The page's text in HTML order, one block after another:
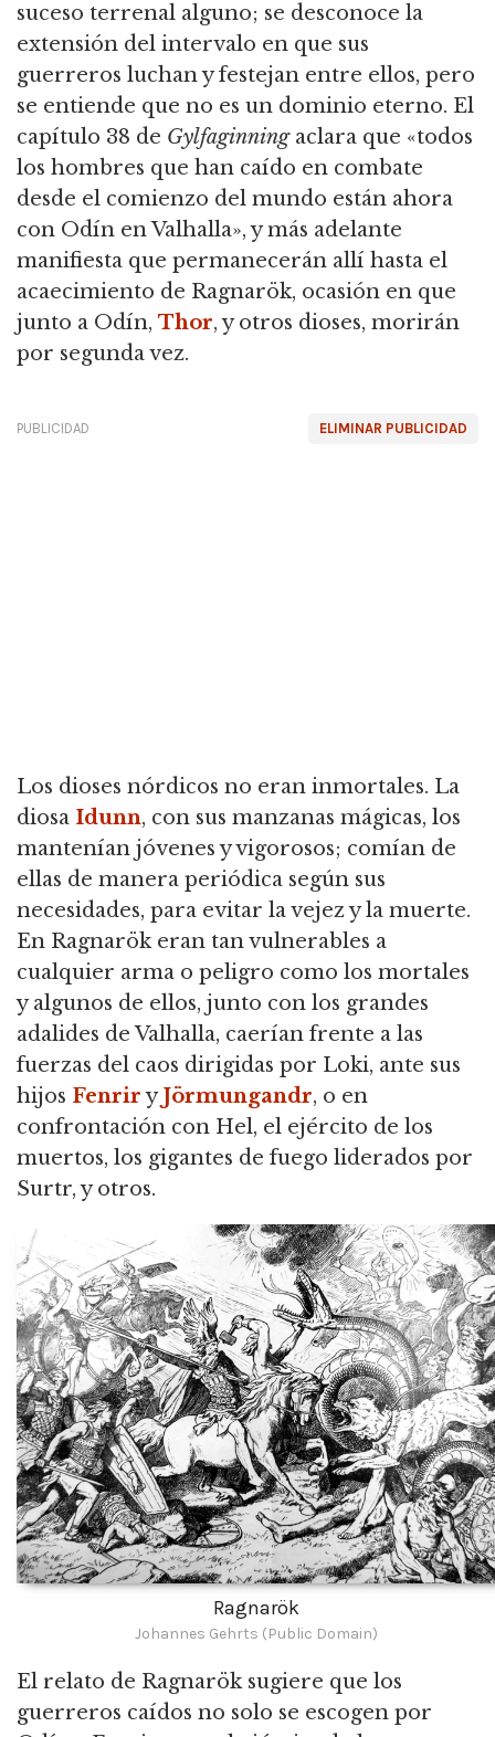
suceso terrenal alguno; se desconoce la
extensión del intervalo en que sus
guerreros luchan y festejan entre ellos, pero
se entiende que no es un dominio eterno. El
capítulo 38 de Gylfaginningaclara que «todos
los hombres que han caído en combate
desde el comienzo del mundo están ahora
con Odín en Valhalla», y más adelante
manifiesta que permanecerán allí hasta el
acaecimiento de Ragnarök, ocasión en que
junto a Odín, Thor, y otros dioses, morirán
por segunda vez.
ELIMINAR PUBLICIDAD
PUBLICIDAD
Los dioses nórdicos no eran inmortales. La
diosa Idunn, con sus manzanas mágicas, los
mantenían jóvenes y vigorosos; comían de
ellas de manera periódica según sus
necesidades, para evitar la vejez y la muerte.
En Ragnarök eran tan vulnerables a
cualquier arma o peligro como los mortales
y algunos de ellos, junto con los grandes
adalides de Valhalla, caerían frente a las
fuerzas del caos dirigidas por Loki, ante sus
hijos FenriryJörmungandr, o en
confrontación con Hel, el ejército de los
muertos, los gigantes de fuego liderados por
Surtr, y otros.
Ragnarök
Johannes Gehrts (Public Domain)
El relato de Ragnarök sugiere que los
guerreros caídos no solo se escogen por